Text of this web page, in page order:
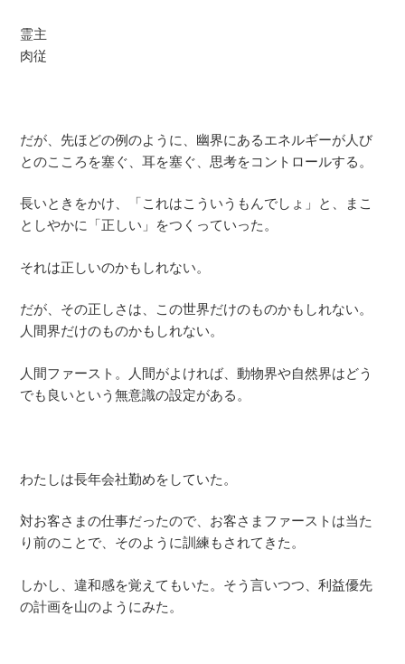
霊主
肉従
だが、先ほどの例のように、幽界にあるエネルギーが人び
とのこころを塞ぐ、耳を塞ぐ、思考をコントロールする。
長いときをかけ、「これはこういうもんでしょ」と、まこ
としやかに「正しい」をつくっていった。
それは正しいのかもしれない。
だが、その正しさは、この世界だけのものかもしれない。
人間界だけのものかもしれない。
人間ファースト。人間がよければ、動物界や自然界はどう
でも良いという無意識の設定がある。
わたしは長年会社勤めをしていた。
対お客さまの仕事だったので、お客さまファーストは当た
り前のことで、そのように訓練もされてきた。
しかし、違和感を覚えてもいた。そう言いつつ、利益優先
の計画を山のようにみた。